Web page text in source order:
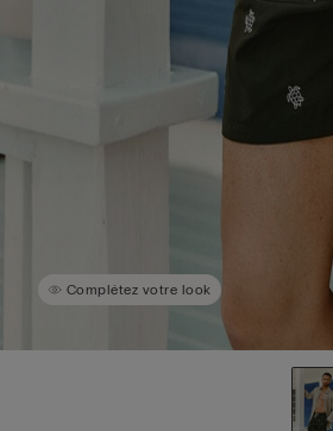
Complétez votre look